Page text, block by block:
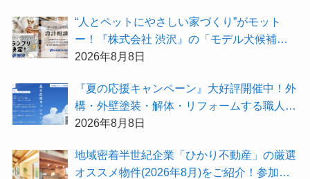
“人とペットにやさしい家づくり”がモット
ー！『株式会社 渋沢』の「モデル犬候補」
が選出されました★『テーマ別 住宅相談
2026年8月8日
『夏の応援キャンペーン』大好評開催中！外
構・外壁塗装・解体・リフォームする職人を
探すなら『街の職人さん.com』がオススメ
2026年8月8日
地域密着半世紀企業「ひかり不動産」の厳選
オススメ物件(2026年8月)をご紹介！参加費